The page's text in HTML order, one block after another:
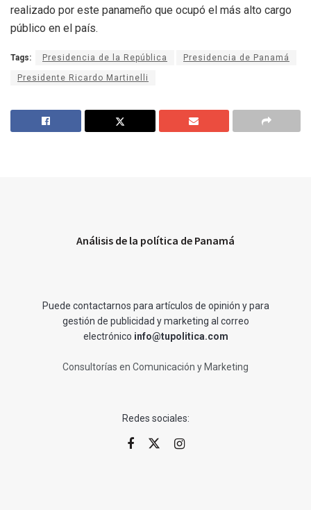
realizado por este panameño que ocupó el más alto cargo
público en el país.
Tags: Presidencia de la República Presidencia de Panamá
Presidente Ricardo Martinelli
Análisis de la política de Panamá
Puede contactarnos para artículos de opinión y para
gestión de publicidad y marketing al correo
electrónico info@tupolitica.com
Consultorías en Comunicación y Marketing
Redes sociales: